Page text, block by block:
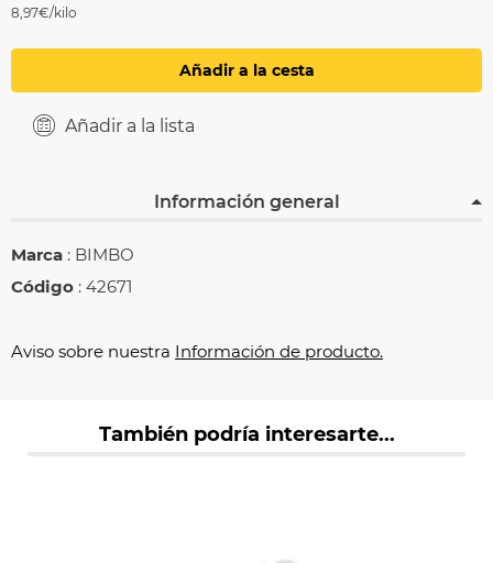
8,97€/kilo
Añadir a la cesta
Añadir a la lista
Información general
Marca : BIMBO
Código : 42671
Aviso sobre nuestra Información de producto.
También podría interesarte...